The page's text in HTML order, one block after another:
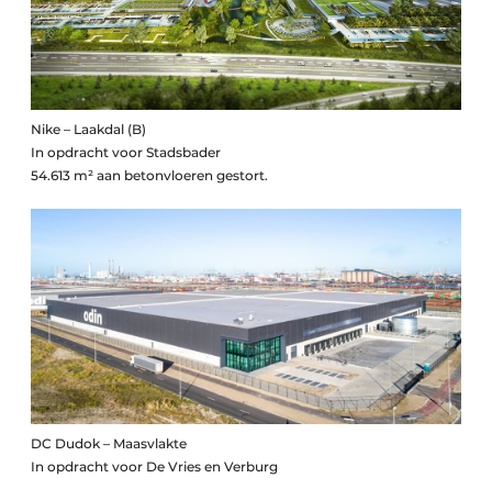
Nike – Laakdal (B)
In opdracht voor Stadsbader
54.613 m² aan betonvloeren gestort.
DC Dudok – Maasvlakte
In opdracht voor De Vries en Verburg